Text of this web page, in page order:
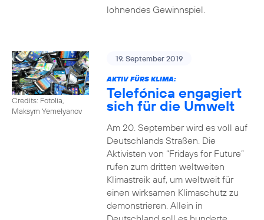
lohnendes Gewinnspiel.
Credits: Fotolia,
Maksym Yemelyanov
19. September 2019
AKTIV FÜRS KLIMA:
Telefónica engagiert
sich für die Umwelt
Am 20. September wird es voll auf
Deutschlands Straßen. Die
Aktivisten von “Fridays for Future”
rufen zum dritten weltweiten
Klimastreik auf, um weltweit für
einen wirksamen Klimaschutz zu
demonstrieren. Allein in